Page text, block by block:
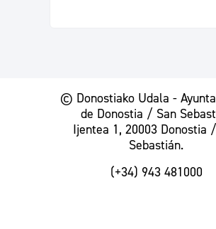
© Donostiako Udala -
de Donostia / San
Ijentea 1, 20003 Donostia
Sebastián.
(+34) 943 481000